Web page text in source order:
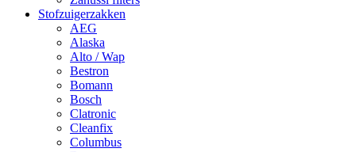
Stofzuigerzakken
AEG
Alaska
Alto / Wap
Bestron
Bomann
Bosch
Clatronic
Cleanfix
Columbus